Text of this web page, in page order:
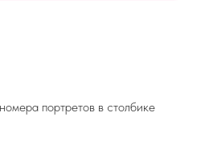
портретов в столбике